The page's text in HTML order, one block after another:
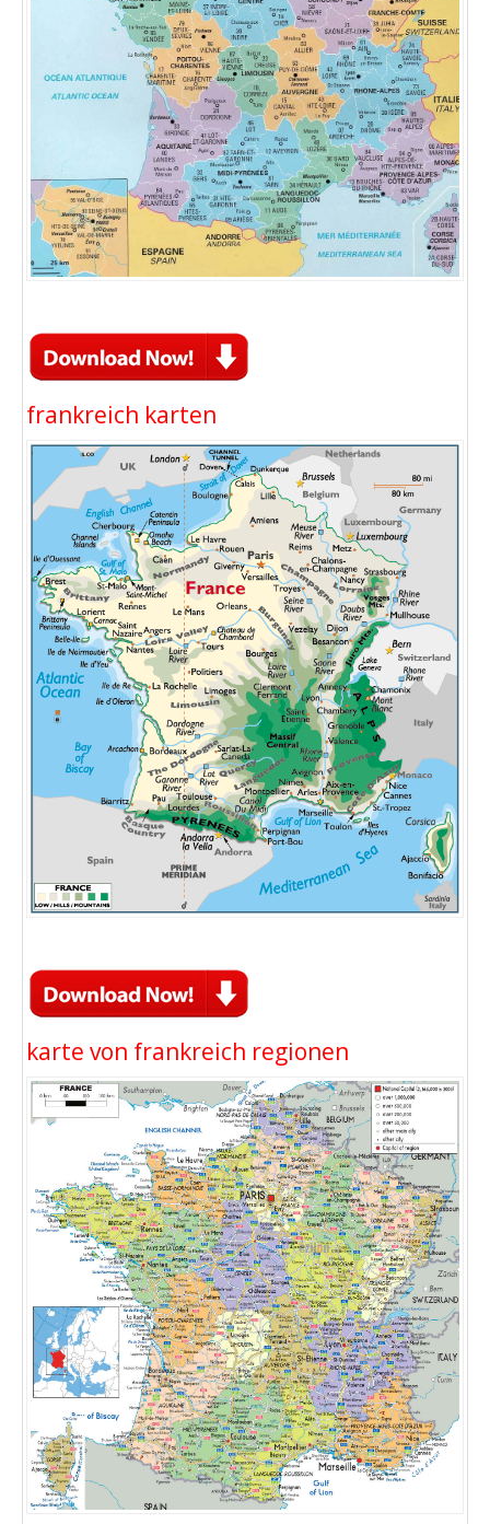
frankreich karten
karte von frankreich regionen